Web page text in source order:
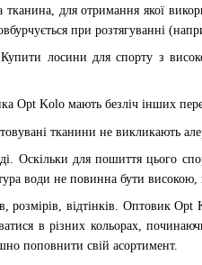
для отримання якої
при розтягуванні
лосини для спорту з
Opt Kolo мають безліч інших
тканини не викликають
Оскільки для пошиття цього
води не повинна бути
розмірів, відтінків. Оптовик
в різних кольорах,
поповнити свій асортимент.